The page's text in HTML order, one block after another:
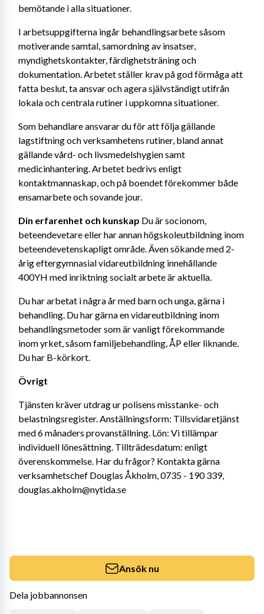
bemötande i alla situationer.
I arbetsuppgifterna ingår behandlingsarbete såsom
motiverande samtal, samordning av insatser,
myndighetskontakter, färdighetsträning och
dokumentation. Arbetet ställer krav på god förmåga att
fatta beslut, ta ansvar och agera självständigt utifrån
lokala och centrala rutiner i uppkomna situationer.
Som behandlare ansvarar du för att följa gällande
lagstiftning och verksamhetens rutiner, bland annat
gällande vård- och livsmedelshygien samt
medicinhantering. Arbetet bedrivs enligt
kontaktmannaskap, och på boendet förekommer både
ensamarbete och sovande jour.
Din erfarenhet och kunskap Du är socionom,
beteendevetare eller har annan högskoleutbildning inom
beteendevetenskapligt område. Även sökande med 2-
årig eftergymnasial vidareutbildning innehållande
400YH med inriktning socialt arbete är aktuella.
Du har arbetat i några år med barn och unga, gärna i
behandling. Du har gärna en vidareutbildning inom
behandlingsmetoder som är vanligt förekommande
inom yrket, såsom familjebehandling, ÅP eller liknande.
Du har B-körkort.
Övrigt
Tjänsten kräver utdrag ur polisens misstanke- och
belastningsregister. Anställningsform: Tillsvidaretjänst
med 6 månaders provanställning. Lön: Vi tillämpar
individuell lönesättning. Tillträdesdatum: enligt
överenskommelse. Har du frågor? Kontakta gärna
verksamhetschef Douglas Åkholm, 0735 - 190 339,
douglas.akholm@nytida.se
Ansök nu
Dela jobbannonsen